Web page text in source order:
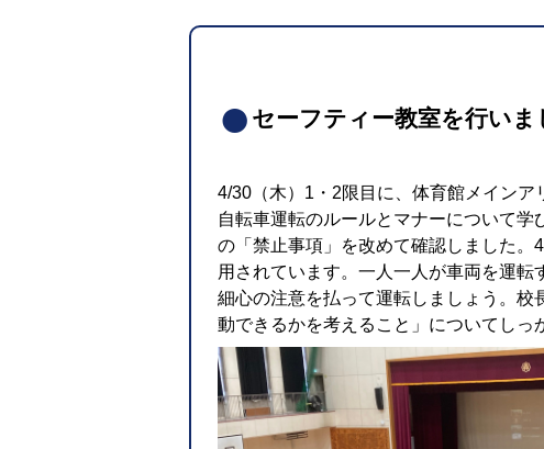
セーフティー教室を行いま
4/30（木）1・2限目に、体育館メインア
自転車運転のルールとマナーについて
の「禁止事項」を改めて確認しました
用されています。一人一人が車両を運
細心の注意を払って運転しましょう。
動できるかを考えること」についてしっ